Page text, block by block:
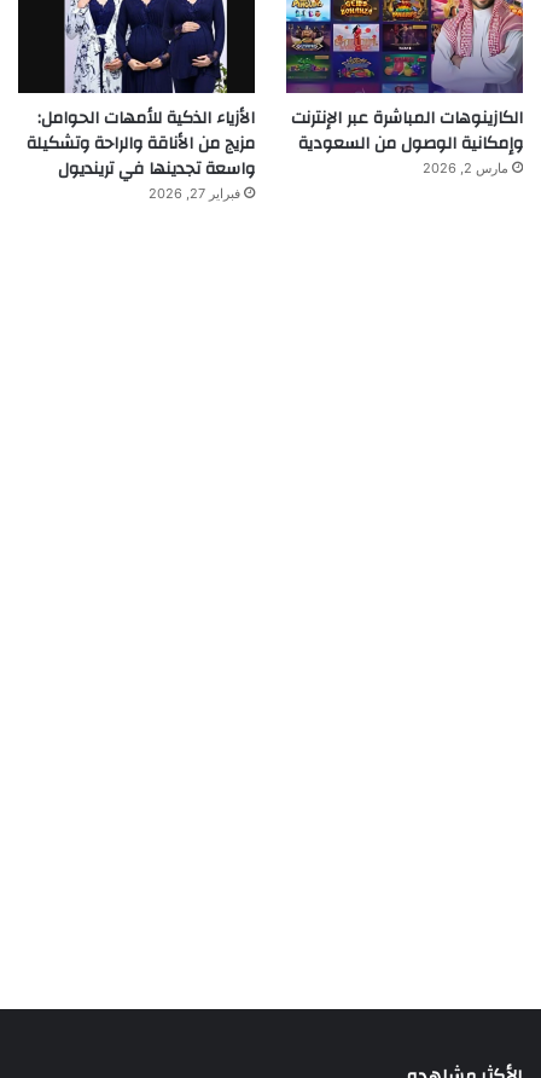
الكازينوهات المباشرة عبر الإنترنت
وإمكانية الوصول من السعودية
مارس 2, 2026
الأزياء الذكية للأمهات الحوامل:
مزيج من الأناقة والراحة وتشكيلة
واسعة تجدينها في ترينديول
فبراير 27, 2026